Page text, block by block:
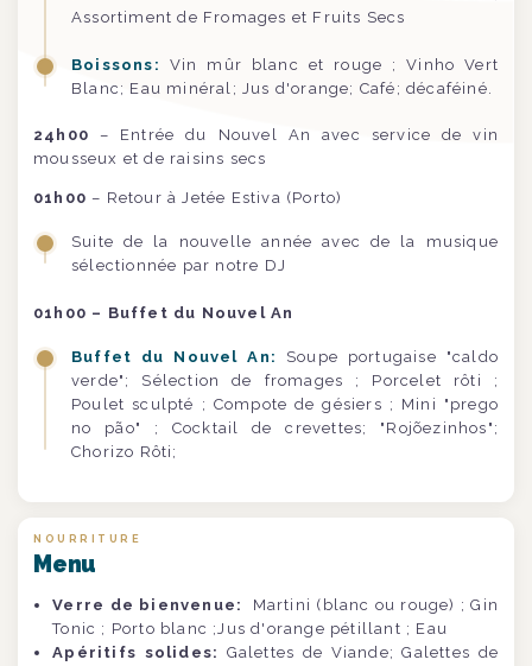
Assortiment de Fromages et Fruits Secs
Boissons:
Vin mûr blanc et rouge ; Vinho Vert
Blanc; Eau minéral; Jus d'orange; Café; décaféiné.
24h00 – Entrée du Nouvel An avec service de vin
mousseux et de raisins secs
01h00 – Retour à Jetée Estiva (Porto)
Suite de la nouvelle année avec de la musique
sélectionnée par notre DJ
01h00 – Buffet du Nouvel An
Buffet du Nouvel An: Soupe portugaise "caldo
verde"; Sélection de fromages ; Porcelet rôti ;
Poulet sculpté ; Compote de gésiers ; Mini "prego
no pão" ; Cocktail de crevettes; "Rojõezinhos";
Chorizo Rôti;
NOURRITURE
Menu
Verre de bienvenue:
Martini (blanc ou rouge) ; Gin
Tonic ; Porto blanc ;Jus d'orange pétillant ; Eau
Apéritifs solides: Galettes de Viande; Galettes de